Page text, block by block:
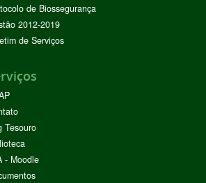
de Biossegurança
2012-2019
de Serviços
Tesouro
- Moodle